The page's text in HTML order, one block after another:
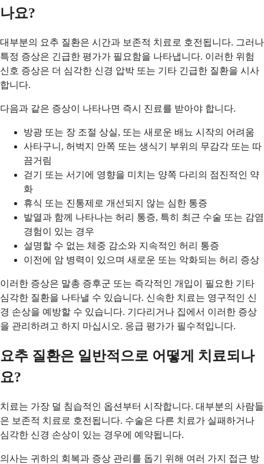
나요?
대부분의 요추 질환은 시간과 보존적 치료로 호전됩니다. 그러나
특정 증상은 긴급한 평가가 필요함을 나타냅니다. 이러한 위험
신호 증상은 더 심각한 신경 압박 또는 기타 긴급한 질환을 시사
합니다.
다음과 같은 증상이 나타나면 즉시 진료를 받아야 합니다.
방광 또는 장 조절 상실, 또는 새로운 배뇨 시작의 어려움
사타구니, 허벅지 안쪽 또는 생식기 부위의 무감각 또는 따
끔거림
걷기 또는 서기에 영향을 미치는 양쪽 다리의 점진적인 약
화
휴식 또는 진통제로 개선되지 않는 심한 통증
발열과 함께 나타나는 허리 통증, 특히 최근 수술 또는 감염
경험이 있는 경우
설명할 수 없는 체중 감소와 지속적인 허리 통증
이전에 암 병력이 있으며 새로운 또는 악화되는 허리 증상
이러한 증상은 말총 증후군 또는 즉각적인 개입이 필요한 기타
심각한 질환을 나타낼 수 있습니다. 신속한 치료는 영구적인 신
경 손상을 예방할 수 있습니다. 기다리거나 집에서 이러한 증상
을 관리하려고 하지 마십시오. 응급 평가가 필수적입니다.
요추 질환은 일반적으로 어떻게 치료되나
요?
치료는 가장 덜 침습적인 옵션부터 시작합니다. 대부분의 사람들
은 보존적 치료로 호전됩니다. 수술은 다른 치료가 실패하거나
심각한 신경 손상이 있는 경우에 예약됩니다.
의사는 귀하의 회복과 증상 관리를 돕기 위해 여러 가지 접근 방